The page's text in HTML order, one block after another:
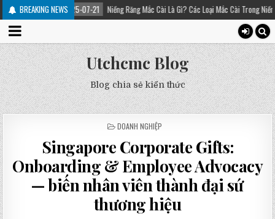
BREAKING NEWS
2025-07-21 Niềng Răng Mắc Cài Là Gì? Các Loại Mắc Cài Trong Niềng Răng – Platinum
Utchcmc Blog
Blog chia sẻ kiến thức
POSTED
DOANH NGHIỆP
Singapore Corporate Gifts:
Onboarding & Employee Advocacy
— biến nhân viên thành đại sứ
thương hiệu